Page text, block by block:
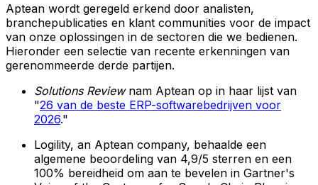
Aptean wordt geregeld erkend door analisten,
branchepublicaties en klant communities voor de impact
van onze oplossingen in de sectoren die we bedienen.
Hieronder een selectie van recente erkenningen van
gerenommeerde derde partijen.
Solutions Reviewnam Aptean op in haar lijst van
"26 van de beste ERP-softwarebedrijven voor
2026."
Logility, an Aptean company, behaalde een
algemene beoordeling van 4,9/5 sterren en een
100% bereidheid om aan te bevelen in Gartner's